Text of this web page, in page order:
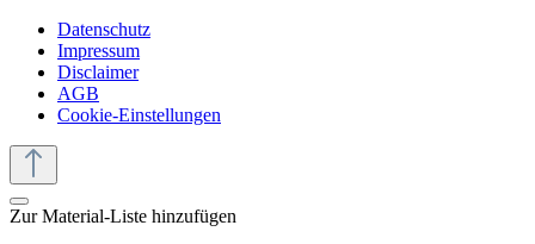
Datenschutz
Impressum
Disclaimer
AGB
Cookie-Einstellungen
Zur Material-Liste hinzufügen